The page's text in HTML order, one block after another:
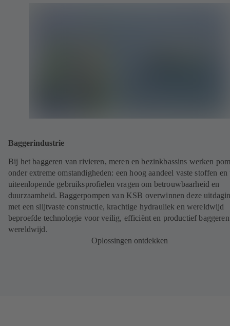
Baggerindustrie
Bij het baggeren van rivieren, meren en bezinkbassins werken
onder extreme omstandigheden: een hoog aandeel vaste stoffen en
uiteenlopende gebruiksprofielen vragen om betrouwbaarheid en
duurzaamheid. Baggerpompen van KSB overwinnen deze
met een slijtvaste constructie, krachtige hydrauliek en wereldwijd
beproefde technologie voor veilig, efficiënt en productief baggeren
wereldwijd.
Oplossingen ontdekken